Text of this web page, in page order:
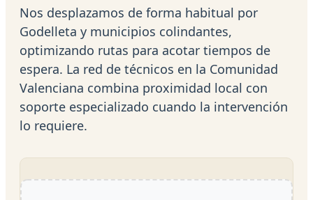
Nos desplazamos de forma habitual por
Godelleta y municipios colindantes,
optimizando rutas para acotar tiempos de
espera. La red de técnicos en la Comunidad
Valenciana combina proximidad local con
soporte especializado cuando la intervención
lo requiere.